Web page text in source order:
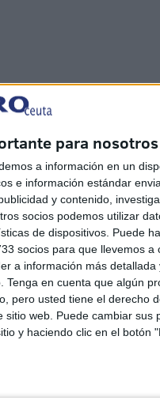
para nosotros
a información en un
e información estándar
y contenido,
socios podemos utilizar
de dispositivos. Puede
socios para que llevemos a
a información más detallada
Tenga en cuenta que algún
pero usted tiene el derecho
web. Puede cambiar sus
y haciendo clic en el botón
aclarado qué
facilidades para los
con los sindicatos.
si el Ministerio se
efecto llamada del
de maestros
con modelos